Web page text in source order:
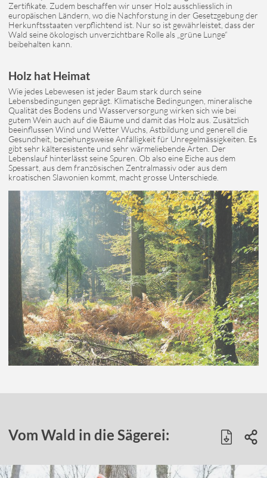
Zertifikate. Zudem beschaffen wir unser Holz ausschliesslich in
europäischen Ländern, wo die Nachforstung in der Gesetzgebung der
Herkunftsstaaten verpflichtend ist. Nur so ist gewährleistet, dass der
Wald seine ökologisch unverzichtbare Rolle als „grüne Lunge“
beibehalten kann.
Holz hat Heimat
Wie jedes Lebewesen ist jeder Baum stark durch seine
Lebensbedingungen geprägt. Klimatische Bedingungen, mineralische
Qualität des Bodens und Wasserversorgung wirken sich wie bei
gutem Wein auch auf die Bäume und damit das Holz aus. Zusätzlich
beeinflussen Wind und Wetter Wuchs, Astbildung und generell die
Gesundheit, beziehungsweise Anfälligkeit für Unregelmässigkeiten. Es
gibt sehr kälteresistente und sehr wärmeliebende Arten. Der
Lebenslauf hinterlässt seine Spuren. Ob also eine Eiche aus dem
Spessart, aus dem französischen Zentralmassiv oder aus dem
kroatischen Slawonien kommt, macht grosse Unterschiede.
Vom Wald in die Sägerei: